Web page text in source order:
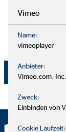
50667
Jetzt
Vimeo
Name:
vimeoplayer
Anbieter:
Vimeo.com, Inc.
Zweck:
Einbinden von
Cookie Laufzeit: